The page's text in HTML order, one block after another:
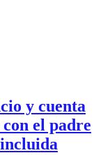
y cuenta
el padre